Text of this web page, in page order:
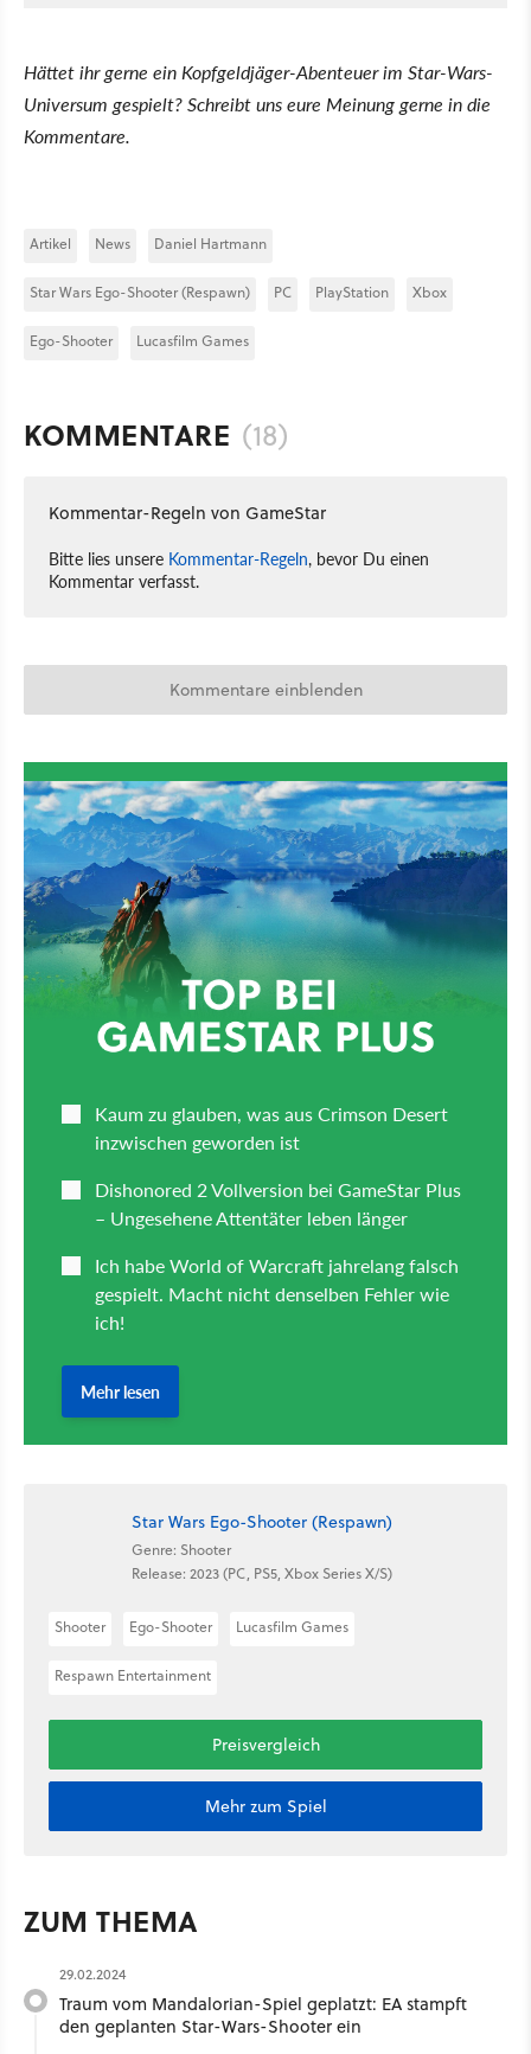
Hättet ihr gerne ein Kopfgeldjäger-Abenteuer im Star-Wars-
Universum gespielt? Schreibt uns eure Meinung gerne in die
Kommentare.
Artikel News Daniel Hartmann
Star Wars Ego-Shooter (Respawn) PC PlayStation Xbox
Ego-Shooter Lucasfilm Games
KOMMENTARE (18)
Kommentar-Regeln von GameStar
Bitte lies unsere Kommentar-Regeln, bevor Du einen
Kommentar verfasst.
Kommentare einblenden
Star Wars Ego-Shooter (Respawn)
Genre: Shooter
Release: 2023 (PC, PS5, Xbox Series X/S)
Shooter Ego-Shooter Lucasfilm Games
Respawn Entertainment
Preisvergleich
Mehr zum Spiel
ZUM THEMA
29.02.2024
Traum vom Mandalorian-Spiel geplatzt: EA stampft
den geplanten Star-Wars-Shooter ein